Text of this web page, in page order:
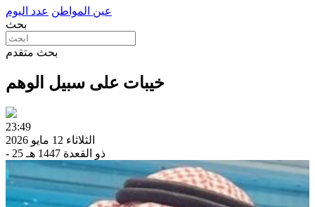
عين المواطن عدد اليوم
بحث
بحث متقدم
خيبات على سبيل الوهم
23:49
الثلاثاء 12 مايو 2026
- 25 ذو القعدة 1447 هـ